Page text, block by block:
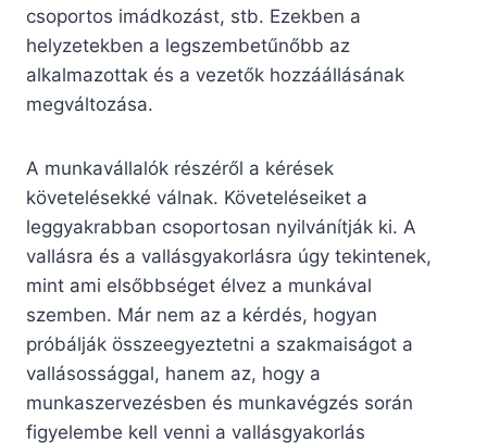
csoportos imádkozást, stb. Ezekben a
helyzetekben a legszembetűnőbb az
alkalmazottak és a vezetők hozzáállásának
megváltozása.
A munkavállalók részéről a kérések
követelésekké válnak. Követeléseiket a
leggyakrabban csoportosan nyilvánítják ki. A
vallásra és a vallásgyakorlásra úgy tekintenek,
mint ami elsőbbséget élvez a munkával
szemben. Már nem az a kérdés, hogyan
próbálják összeegyeztetni a szakmaiságot a
vallásossággal, hanem az, hogy a
munkaszervezésben és munkavégzés során
figyelembe kell venni a vallásgyakorlás